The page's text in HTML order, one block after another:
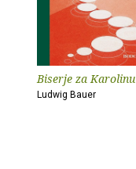
Biserje za Karolinu
Ludwig Bauer